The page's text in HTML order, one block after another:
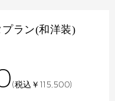
ラン(和洋装)
(税込￥115,500)